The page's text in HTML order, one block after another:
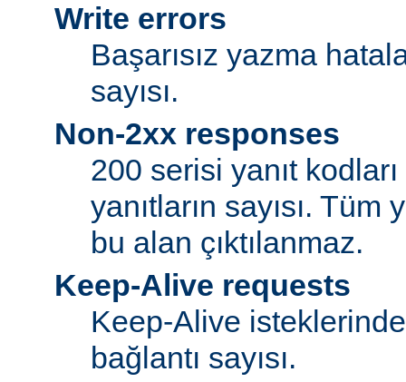
Write errors
Başarısız yazma
sayısı.
Non-2xx responses
200 serisi yanıt
yanıtların sayısı. Tüm
bu alan çıktılanmaz.
Keep-Alive requests
Keep-Alive
bağlantı sayısı.